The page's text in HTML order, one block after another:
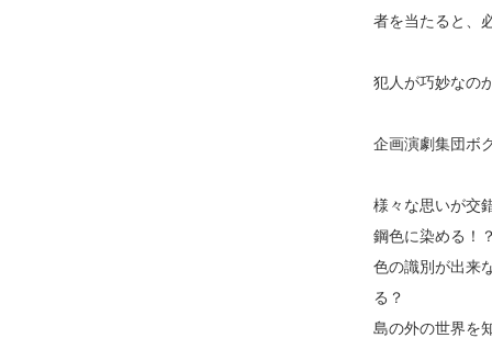
者を当たると、
犯人が巧妙なの
企画演劇集団ボ
様々な思いが交
鋼色に染める！
色の識別が出来
る？
島の外の世界を